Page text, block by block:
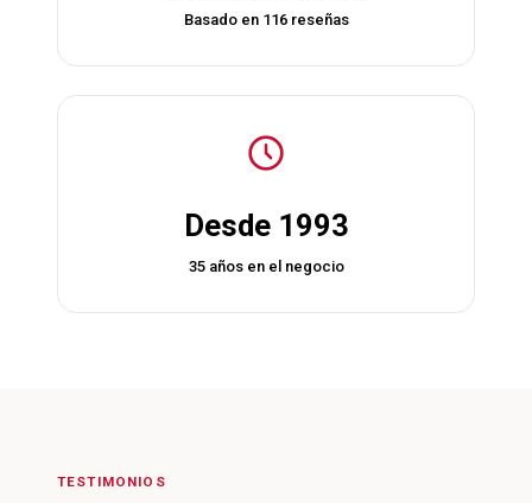
Basado en 116 reseñas
Desde 1993
35 años en el negocio
TESTIMONIOS